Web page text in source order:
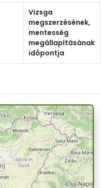
Vizsga
megszerzésének,
mentesség
megállapításának
időpontja